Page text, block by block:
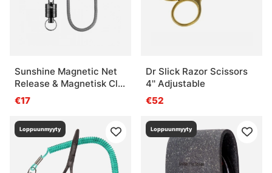
Sunshine Magnetic Net
Release & Magnetisk Clip
Holder Retractor
€17
Dr Slick Razor Scissors
4'' Adjustable
€52
Loppuunmyyty Loppuunmyyty